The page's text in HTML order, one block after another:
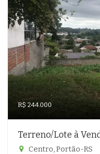
R$ 244.000
Terreno/Lote à
Centro, Portão-RS